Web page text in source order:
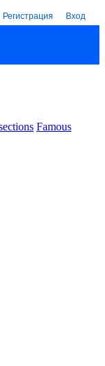
Регистрация Вход
Famous